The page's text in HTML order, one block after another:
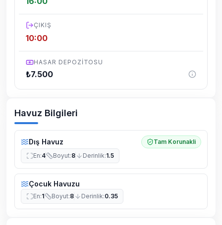
ÇIKIŞ
10:00
HASAR DEPOZITOSU
₺7.500
Havuz Bilgileri
Dış Havuz
Tam Korunakli
En:4 Boyut:8 Derinlik:1.5
Çocuk Havuzu
En:1 Boyut:8 Derinlik:0.35